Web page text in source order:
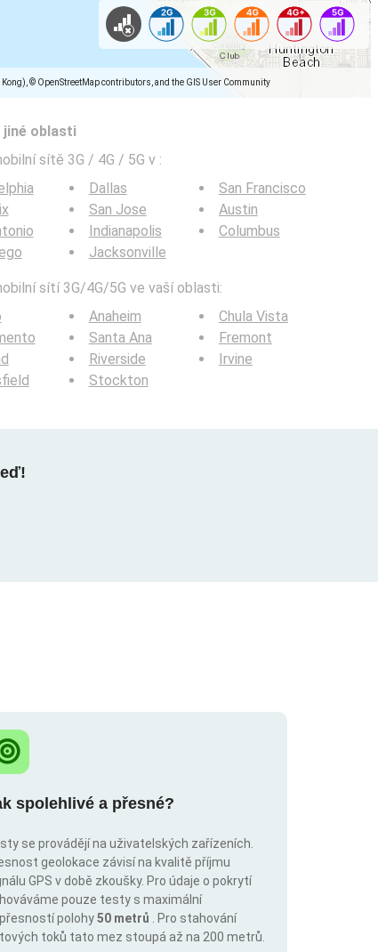
© OpenStreetMap contributors, and the GIS User Community
oblasti
sítě 3G / 4G / 5G v :
Dallas
San Jose
Indianapolis
Jacksonville
San Francisco
Austin
Columbus
sítí 3G/4G/5G ve vaší oblasti:
Anaheim
Santa Ana
Riverside
Stockton
Chula Vista
Fremont
Irvine
spolehlivé a přesné?
se provádějí na uživatelských zařízeních.
geolokace závisí na kvalitě příjmu
GPS v době zkoušky. Pro údaje o pokrytí
pouze testy s maximální
polohy50 metrů
. Pro stahování
toků tato mez stoupá až na 200 metrů.